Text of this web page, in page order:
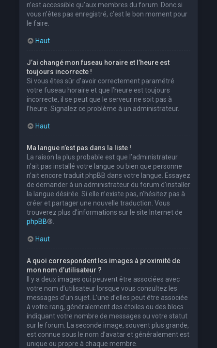
n’est accessible qu’aux membres du forum. Donc si
vous n’êtes pas enregistré, c’est le bon moment pour
le faire.
Haut
J’ai changé mon fuseau horaire et l’heure est
toujours incorrecte !
Si vous êtes sûr d’avoir correctement paramétré
votre fuseau horaire et que l’heure est toujours
incorrecte, il se peut que le serveur ne soit pas à
l’heure. Signalez ce problème à un administrateur.
Haut
Ma langue n’est pas dans la liste !
La raison la plus probable est que l’administrateur
n’ait pas installé votre langue ou bien que personne
n’ait encore traduit phpBB dans votre langue. Essayez
de demander à un administrateur du forum d’installer
la langue désirée. Si elle n’existe pas, n’hésitez pas à
créer et partager une nouvelle traduction. Vous
trouverez plus d’informations sur le site Internet de
phpBB®.
Haut
A quoi correspondent les images à proximité de
mon nom d’utilisateur ?
Il y a deux images qui peuvent être associées avec
votre nom d’utilisateur lorsque vous consultez les
messages d’un sujet. L’une d’elles peut être associée
à votre rang, généralement des étoiles ou des blocs
indiquant votre nombre de messages ou votre statut
sur le forum. La seconde image, souvent plus grande,
est connue sous le nom d’avatar et généralement est
unique ou propre à chaque membre.